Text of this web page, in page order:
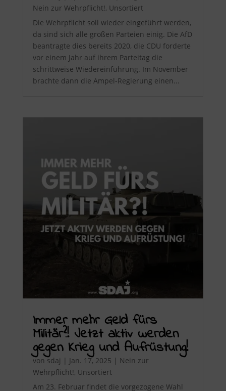
Nein zur Wehrpflicht!, Unsortiert
Die Wehrpflicht soll wieder eingeführt werden,
da sind sich alle großen Parteien einig. Die AfD
beantragte dies bereits 2020, die CDU forderte
vor einem Jahr auf ihrem Parteitag die
schrittweise Wiedereinführung. Im November
brachte dann die Ampel-Regierung einen...
Immer mehr Geld fürs
Militär?! Jetzt aktiv werden
gegen Krieg und Aufrüstung!
von sdaj | Jan. 17, 2025 | Nein zur
Wehrpflicht!, Unsortiert
Am 23. Februar findet die vorgezogene Wahl